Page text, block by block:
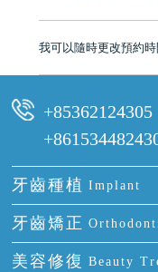
我可以隨時更改預約時
可以，請盡早通過wechat
+85362124305
牙齒種植 Implant
種牙
單顆牙缺失
牙齒矯正
隱形箍牙
美容修復 Beauty